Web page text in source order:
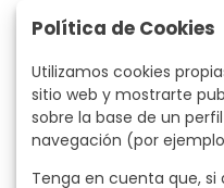
Política de Cookies
Utilizamos cookies
sitio web y mostrarte
sobre la base de un
navegación (por
Tenga en cuenta que,